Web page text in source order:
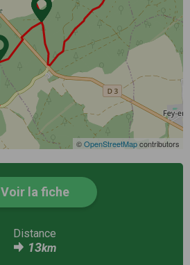
©OpenStreetMapcontributors
Voir la fiche
Distance
13km